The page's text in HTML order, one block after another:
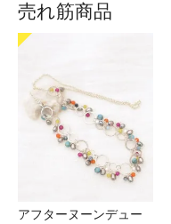
売れ筋商品
アフターヌーンデュー